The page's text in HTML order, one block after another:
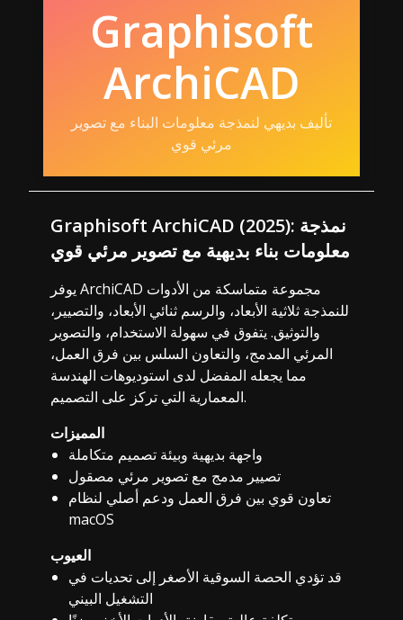
Graphisoft
ArchiCAD
تأليف بديهي لنمذجة معلومات البناء مع تصوير
مرئي قوي
Graphisoft ArchiCAD (2025): نمذجة
معلومات بناء بديهية مع تصوير مرئي قوي
يوفر ArchiCAD مجموعة متماسكة من الأدوات
للنمذجة ثلاثية الأبعاد، والرسم ثنائي الأبعاد، والتصيير،
والتوثيق. يتفوق في سهولة الاستخدام، والتصوير
المرئي المدمج، والتعاون السلس بين فرق العمل،
مما يجعله المفضل لدى استوديوهات الهندسة
المعمارية التي تركز على التصميم.
المميزات
واجهة بديهية وبيئة تصميم متكاملة
تصيير مدمج مع تصوير مرئي مصقول
تعاون قوي بين فرق العمل ودعم أصلي لنظام
macOS
العيوب
قد تؤدي الحصة السوقية الأصغر إلى تحديات في
التشغيل البيني